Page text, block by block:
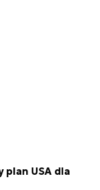
plan USA dla